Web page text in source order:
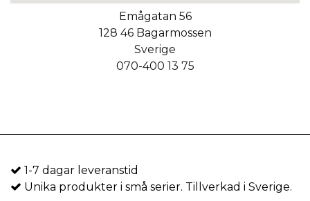
Emågatan 56
128 46 Bagarmossen
Sverige
070-400 13 75
1-7 dagar leveranstid
Unika produkter i små serier. Tillverkad i Sverige.